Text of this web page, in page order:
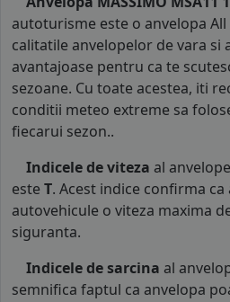
autoturisme este o anvelopa
calitatile anvelopelor de vara si
avantajoase pentru ca te
sezoane. Cu toate acestea, iti
conditii meteo extreme sa
fiecarui sezon..
Indicele de viteza al
este T. Acest indice confirma
autovehicule o viteza maxima
siguranta.
Indicele de sarcina al
semnifica faptul ca anvelopa